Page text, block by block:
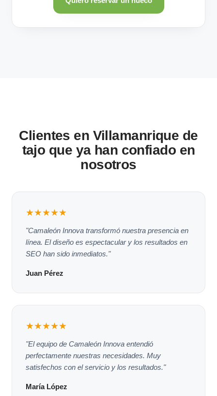
Clientes en Villamanrique de
tajo que ya han confiado en
nosotros
★★★★★
"Camaleón Innova transformó nuestra presencia en
línea. El diseño es espectacular y los resultados en
SEO han sido inmediatos."
Juan Pérez
★★★★★
"El equipo de Camaleón Innova entendió
perfectamente nuestras necesidades. Muy
satisfechos con el servicio y los resultados."
María López